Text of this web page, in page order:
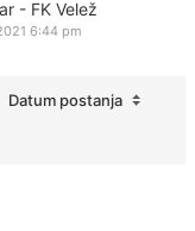
- FK Velež
6:44 pm
Datum postanja